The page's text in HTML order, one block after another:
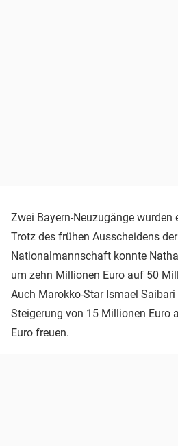
Zwei Bayern-Neuzugänge
Trotz des frühen Ausscheidens
Nationalmannschaft konnte
um zehn Millionen Euro auf 50
Auch Marokko-Star Ismael
Steigerung von 15 Millionen Euro
Euro freuen.